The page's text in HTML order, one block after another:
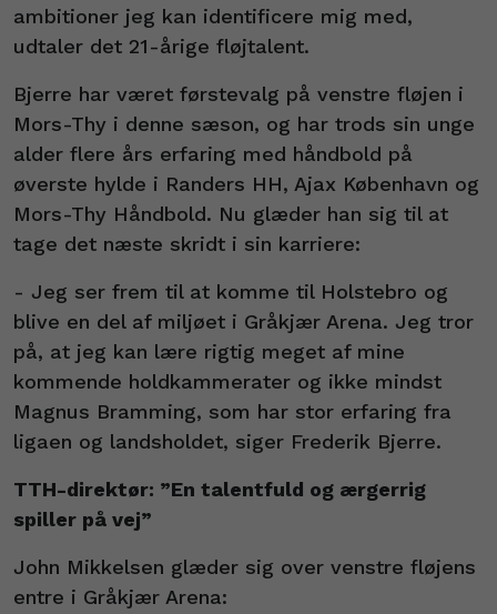
ambitioner jeg kan identificere mig med,
udtaler det 21-årige fløjtalent.
Bjerre har været førstevalg på venstre fløjen i
Mors-Thy i denne sæson, og har trods sin unge
alder flere års erfaring med håndbold på
øverste hylde i Randers HH, Ajax København og
Mors-Thy Håndbold. Nu glæder han sig til at
tage det næste skridt i sin karriere:
- Jeg ser frem til at komme til Holstebro og
blive en del af miljøet i Gråkjær Arena. Jeg tror
på, at jeg kan lære rigtig meget af mine
kommende holdkammerater og ikke mindst
Magnus Bramming, som har stor erfaring fra
ligaen og landsholdet, siger Frederik Bjerre.
TTH-direktør: ”En talentfuld og ærgerrig
spiller på vej”
John Mikkelsen glæder sig over venstre fløjens
entre i Gråkjær Arena: